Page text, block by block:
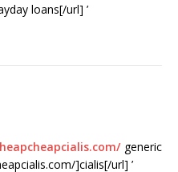
loans[/url] ’
generic
]cialis[/url] ’